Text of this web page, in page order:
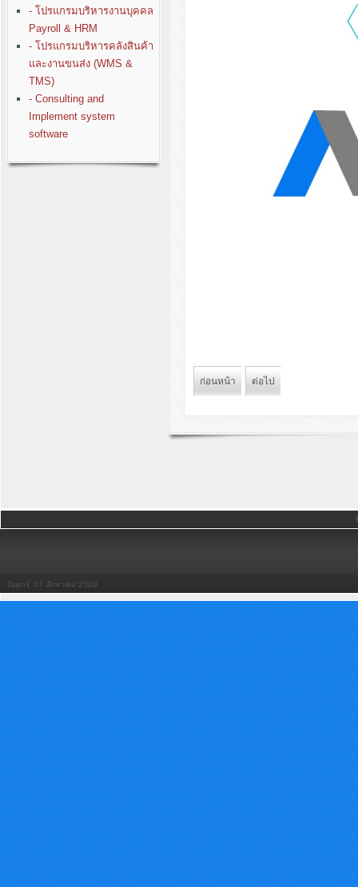
- โปรแกรมบริหารงานบุคคล
Payroll & HRM
- โปรแกรมบริหารคลังสินค้า
และงานขนส่ง (WMS &
TMS)
- Consulting and
Implement system
software
ก่อนหน้า ต่อไป
วันศุกร์, 07 สิงหาคม 2569